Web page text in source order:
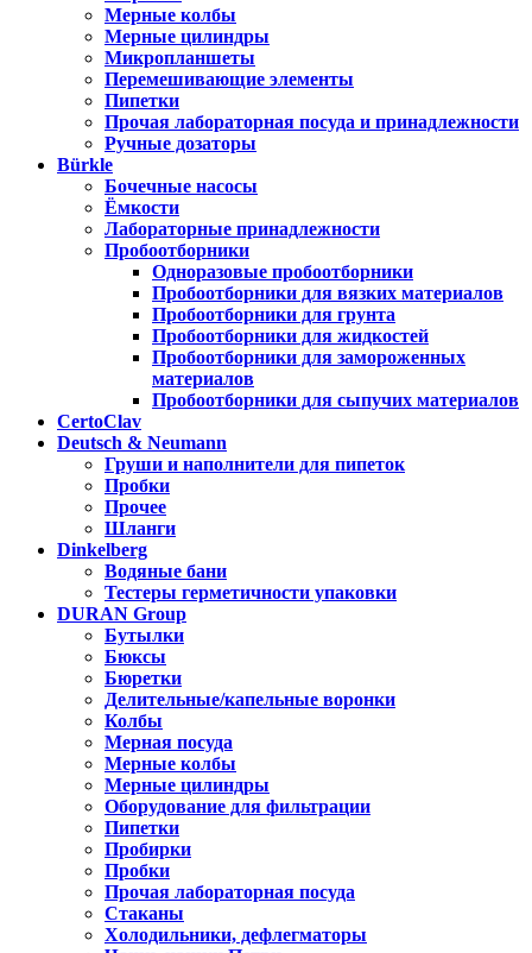
Мерные колбы
Мерные цилиндры
Микропланшеты
Перемешивающие элементы
Пипетки
Прочая лабораторная посуда и принадлежности
Ручные дозаторы
Bürkle
Бочечные насосы
Ёмкости
Лабораторные принадлежности
Пробоотборники
Одноразовые пробоотборники
Пробоотборники для вязких материалов
Пробоотборники для грунта
Пробоотборники для жидкостей
Пробоотборники для замороженных
материалов
Пробоотборники для сыпучих материалов
CertoClav
Deutsch & Neumann
Груши и наполнители для пипеток
Пробки
Прочее
Шланги
Dinkelberg
Водяные бани
Тестеры герметичности упаковки
DURAN Group
Бутылки
Бюксы
Бюретки
Делительные/капельные воронки
Колбы
Мерная посуда
Мерные колбы
Мерные цилиндры
Оборудование для фильтрации
Пипетки
Пробирки
Пробки
Прочая лабораторная посуда
Стаканы
Холодильники, дефлегматоры